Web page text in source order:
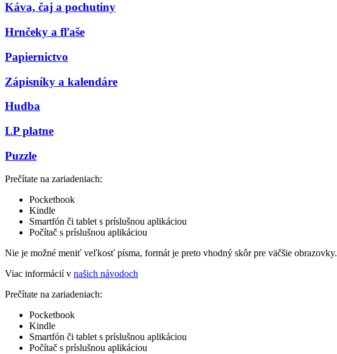
Káva, čaj a pochutiny
Hrnčeky a fľaše
Papiernictvo
Zápisníky a kalendáre
Hudba
LP platne
Puzzle
Prečítate na zariadeniach:
Pocketbook
Kindle
Smartfón či tablet s príslušnou aplikáciou
Počítač s príslušnou aplikáciou
Nie je možné meniť veľkosť písma, formát je preto vhodný skôr pre väčšie obrazovky.
Viac informácií v našich návodoch
Prečítate na zariadeniach:
Pocketbook
Kindle
Smartfón či tablet s príslušnou aplikáciou
Počítač s príslušnou aplikáciou